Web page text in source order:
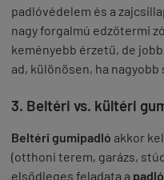
padlóvédelem és a
nagy forgalmú edzőtermi
keményebb érzetű, de
ad, különösen, ha nagyobb
3. Beltéri vs. kültéri
Beltéri gumipadló akkor
(otthoni terem, garázs,
elsődleges feladata a